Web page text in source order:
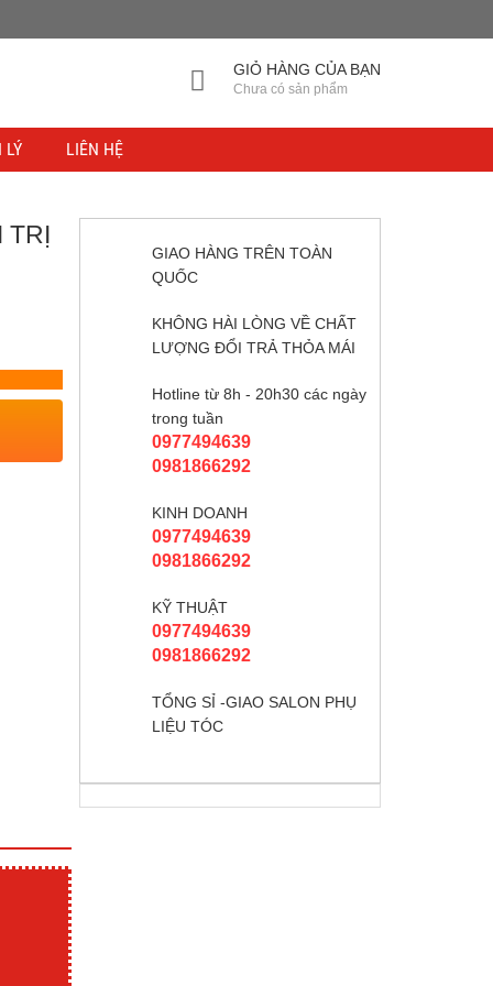
GIỎ HÀNG CỦA BẠN
Chưa có sản phẩm
LÝ LIÊN HỆ
TRỊ
GIAO HÀNG TRÊN TOÀN
QUỐC
KHÔNG HÀI LÒNG VỀ CHẤT
LƯỢNG ĐỔI TRẢ THỎA MÁI
Hotline từ 8h - 20h30 các ngày
trong tuần
0977494639
0981866292
KINH DOANH
0977494639
0981866292
KỸ THUẬT
0977494639
0981866292
TỔNG SỈ -GIAO SALON PHỤ
LIỆU TÓC